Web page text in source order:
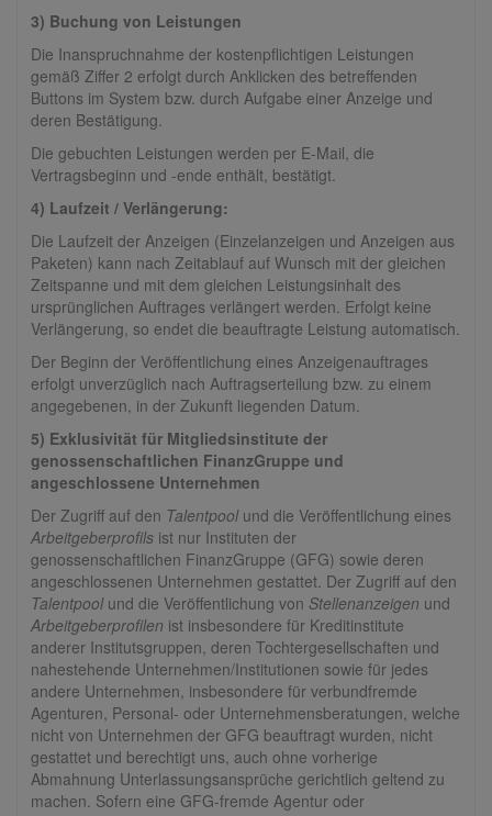
3) Buchung von Leistungen
Die Inanspruchnahme der kostenpflichtigen Leistungen
gemäß Ziffer 2 erfolgt durch Anklicken des betreffenden
Buttons im System bzw. durch Aufgabe einer Anzeige und
deren Bestätigung.
Die gebuchten Leistungen werden per E-Mail, die
Vertragsbeginn und -ende enthält, bestätigt.
4) Laufzeit / Verlängerung:
Die Laufzeit der Anzeigen (Einzelanzeigen und Anzeigen aus
Paketen) kann nach Zeitablauf auf Wunsch mit der gleichen
Zeitspanne und mit dem gleichen Leistungsinhalt des
ursprünglichen Auftrages verlängert werden. Erfolgt keine
Verlängerung, so endet die beauftragte Leistung automatisch.
Der Beginn der Veröffentlichung eines Anzeigenauftrages
erfolgt unverzüglich nach Auftragserteilung bzw. zu einem
angegebenen, in der Zukunft liegenden Datum.
5) Exklusivität für Mitgliedsinstitute der
genossenschaftlichen FinanzGruppe und
angeschlossene Unternehmen
Der Zugriff auf den Talentpoolund die Veröffentlichung eines
Arbeitgeberprofils ist nur Instituten der
genossenschaftlichen FinanzGruppe (GFG) sowie deren
angeschlossenen Unternehmen gestattet. Der Zugriff auf den
Talentpoolund die Veröffentlichung von Stellenanzeigen und
Arbeitgeberprofilen ist insbesondere für Kreditinstitute
anderer Institutsgruppen, deren Tochtergesellschaften und
nahestehende Unternehmen/Institutionen sowie für jedes
andere Unternehmen, insbesondere für verbundfremde
Agenturen, Personal- oder Unternehmensberatungen, welche
nicht von Unternehmen der GFG beauftragt wurden, nicht
gestattet und berechtigt uns, auch ohne vorherige
Abmahnung Unterlassungsansprüche gerichtlich geltend zu
machen. Sofern eine GFG-fremde Agentur oder